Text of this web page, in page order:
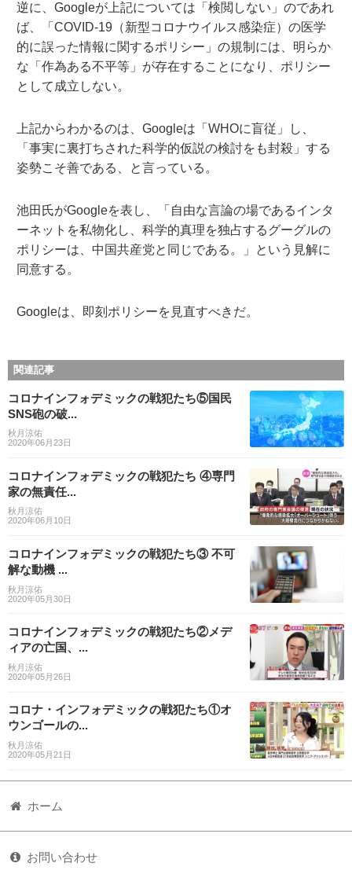
逆に、Googleが上記については「検閲しない」のであれ
ば、「COVID-19（新型コロナウイルス感染症）の医学
的に誤った情報に関するポリシー」の規制には、明らか
な「作為ある不平等」が存在することになり、ポリシー
として成立しない。
上記からわかるのは、Googleは「WHOに盲従」し、
「事実に裏打ちされた科学的仮説の検討をも封殺」する
姿勢こそ善である、と言っている。
池田氏がGoogleを表し、「自由な言論の場であるインタ
ーネットを私物化し、科学的真理を独占するグーグルの
ポリシーは、中国共産党と同じである。」という見解に
同意する。
Googleは、即刻ポリシーを見直すべきだ。
関連記事
コロナインフォデミックの戦犯たち⑤国民
SNS砲の破...
秋月涼佑
2020年06月23日
コロナインフォデミックの戦犯たち ④専門
家の無責任...
秋月涼佑
2020年06月10日
コロナインフォデミックの戦犯たち③ 不可
解な動機 ...
秋月涼佑
2020年05月30日
コロナインフォデミックの戦犯たち②メデ
ィアの亡国、...
秋月涼佑
2020年05月26日
コロナ・インフォデミックの戦犯たち①オ
ウンゴールの...
秋月涼佑
2020年05月21日
ホーム
お問い合わせ